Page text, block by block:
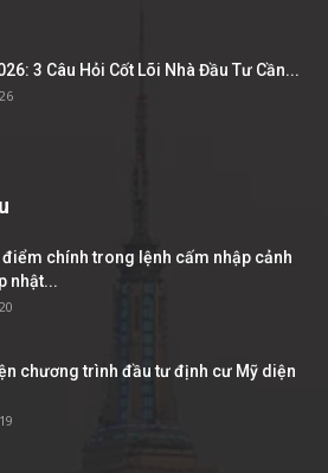
3 Câu Hỏi Cốt Lõi Nhà Đầu Tư Cần...
chính trong lệnh cấm nhập cảnh
nhật...
chương trình đầu tư định cư Mỹ diện